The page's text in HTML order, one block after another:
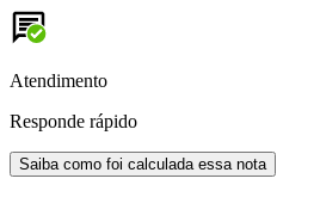
Atendimento
Responde rápido
Saiba como foi calculada essa nota